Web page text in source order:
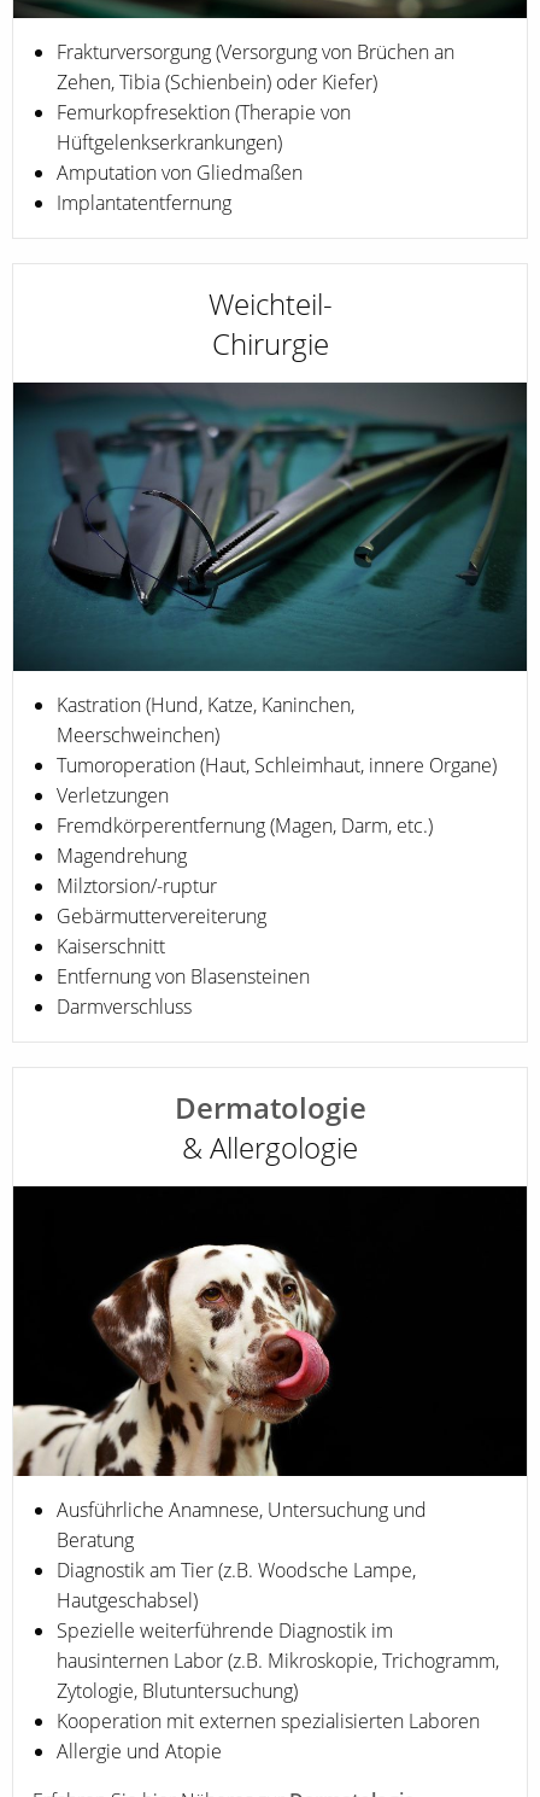
Frakturversorgung (Versorgung von Brüchen an
Zehen, Tibia (Schienbein) oder Kiefer)
Femurkopfresektion (Therapie von
Hüftgelenkserkrankungen)
Amputation von Gliedmaßen
Implantatentfernung
Weichteil-
Chirurgie
Kastration (Hund, Katze, Kaninchen,
Meerschweinchen)
Tumoroperation (Haut, Schleimhaut, innere Organe)
Verletzungen
Fremdkörperentfernung (Magen, Darm, etc.)
Magendrehung
Milztorsion/-ruptur
Gebärmuttervereiterung
Kaiserschnitt
Entfernung von Blasensteinen
Darmverschluss
Dermatologie
& Allergologie
Ausführliche Anamnese, Untersuchung und
Beratung
Diagnostik am Tier (z.B. Woodsche Lampe,
Hautgeschabsel)
Spezielle weiterführende Diagnostik im
hausinternen Labor (z.B. Mikroskopie, Trichogramm,
Zytologie, Blutuntersuchung)
Kooperation mit externen spezialisierten Laboren
Allergie und Atopie